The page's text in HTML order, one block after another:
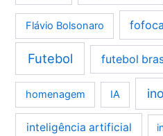
Flávio Bolsonaro fofoca
Futebol futebol
homenagem IA
inteligência artificial